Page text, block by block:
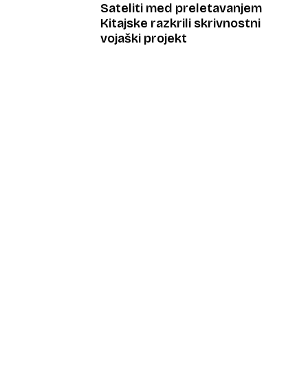
Sateliti med preletavanjem
Kitajske razkrili skrivnostni
vojaški projekt